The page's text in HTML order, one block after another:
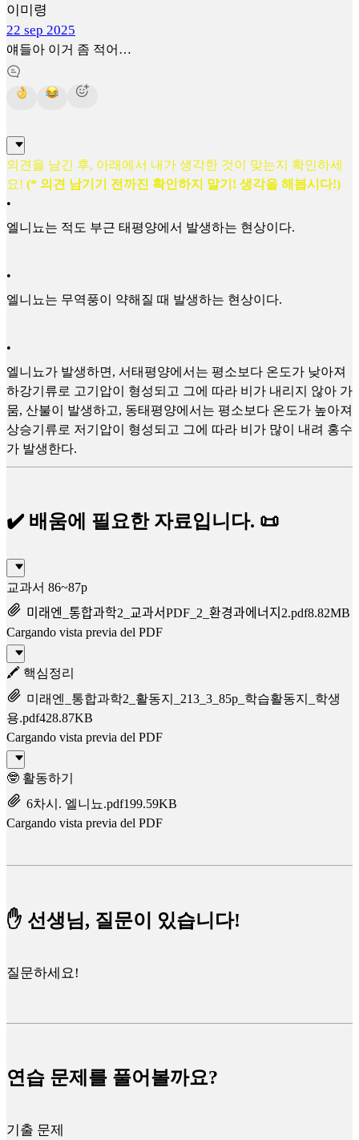
이미령
22 sep 2025
얘들아 이거 좀 적어…
의견을 남긴 후, 아래에서 내가 생각한 것이 맞는지 확인하세
요! (* 의견 남기기 전까진 확인하지 말기! 생각을 해봅시다!)
•
엘니뇨는 적도 부근 태평양에서 발생하는 현상이다.
•
엘니뇨는 무역풍이 약해질 때 발생하는 현상이다.
•
엘니뇨가 발생하면, 서태평양에서는 평소보다 온도가 낮아져
하강기류로 고기압이 형성되고 그에 따라 비가 내리지 않아 가
뭄, 산불이 발생하고, 동태평양에서는 평소보다 온도가 높아져
상승기류로 저기압이 형성되고 그에 따라 비가 많이 내려 홍수
가 발생한다.
✔️ 배움에 필요한 자료입니다. 📜
교과서 86~87p
미래엔_통합과학2_교과서PDF_2_환경과에너지2.pdf8.82MB
Cargando vista previa del PDF
🖍️ 핵심정리
미래엔_통합과학2_활동지_213_3_85p_학습활동지_학생
용.pdf428.87KB
Cargando vista previa del PDF
🤓 활동하기
6차시. 엘니뇨.pdf199.59KB
Cargando vista previa del PDF
✋ 선생님, 질문이 있습니다!
질문하세요!
연습 문제를 풀어볼까요?
기출 문제